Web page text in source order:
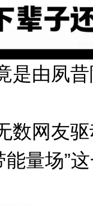
是由夙
数网友
能量场”